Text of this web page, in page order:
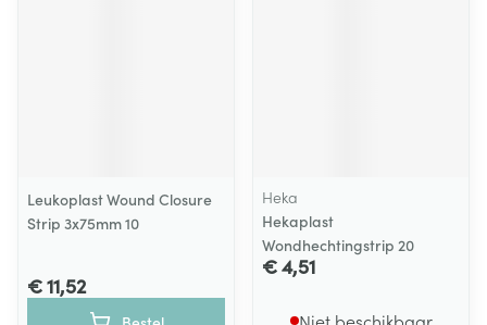
Leukoplast Wound Closure
Strip 3x75mm 10
€ 11,52
Heka
Hekaplast
Wondhechtingstrip 20
€ 4,51